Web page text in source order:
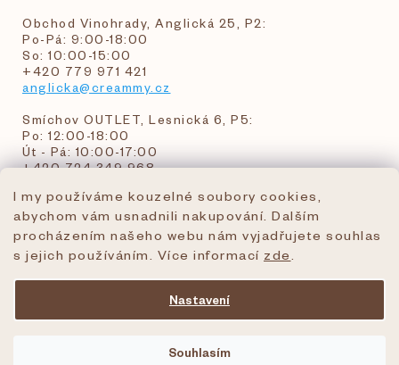
I my používáme kouzelné soubory cookies,
abychom vám usnadnili nakupování. Dalším
procházením našeho webu nám vyjadřujete souhlas
s jejich používáním. Více informací zde
Nastavení
Souhlasím
Obchod Vinohrady, Anglická 25, P2:
Po-Pá: 9:00-18:00
So: 10:00-15:00
+420 779 971 421
anglicka@creammy.cz
Smíchov OUTLET, Lesnická 6, P5:
Po: 12:00-18:00
Út - Pá: 10:00-17:00
+420 724 349 968
objednavky@creammy.cz
tel:+420 724 349 968
creammy.cz